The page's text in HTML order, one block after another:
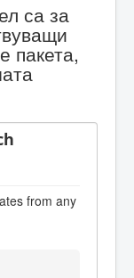
са за
пакета,
from any